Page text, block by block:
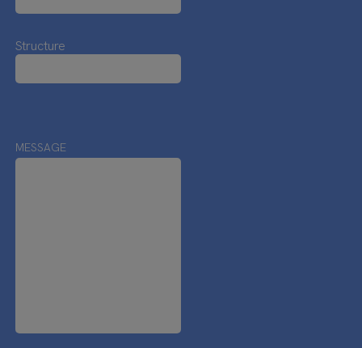
Structure
MESSAGE